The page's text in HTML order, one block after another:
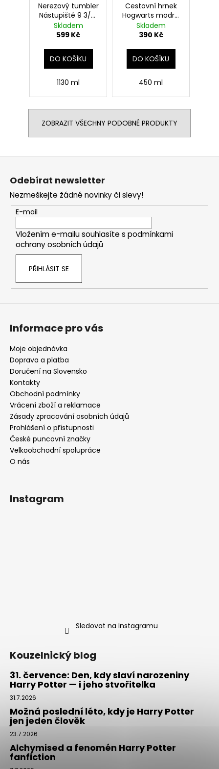
Nerezový tumbler
Nástupiště 9 3/4,
Harry Potter
Skladem
599 Kč
DO KOŠÍKU
1130 ml
Cestovní hrnek
Hogwarts modrý,
Harry Potter
Skladem
390 Kč
DO KOŠÍKU
450 ml
ZOBRAZIT VŠECHNY PODOBNÉ PRODUKTY
Z
Odebírat newsletter
Nezmeškejte žádné novinky či slevy!
E-mail
Vložením e-mailu souhlasíte s podmínkami
ochrany osobních údajů
PŘIHLÁSIT SE
Informace pro vás
Moje objednávka
Doprava a platba
Doručení na Slovensko
Kontakty
Obchodní podmínky
Vrácení zboží a reklamace
Zásady zpracování osobních údajů
Prohlášení o přístupnosti
České puncovní značky
Velkoobchodní spolupráce
O nás
Instagram
Sledovat na Instagramu
Kouzelnický blog
31. července: Den, kdy slaví narozeniny
Harry Potter — i jeho stvořitelka
31.7.2026
Možná poslední léto, kdy je Harry Potter
jen jeden člověk
23.7.2026
Alchymised a fenomén Harry Potter
fanfiction